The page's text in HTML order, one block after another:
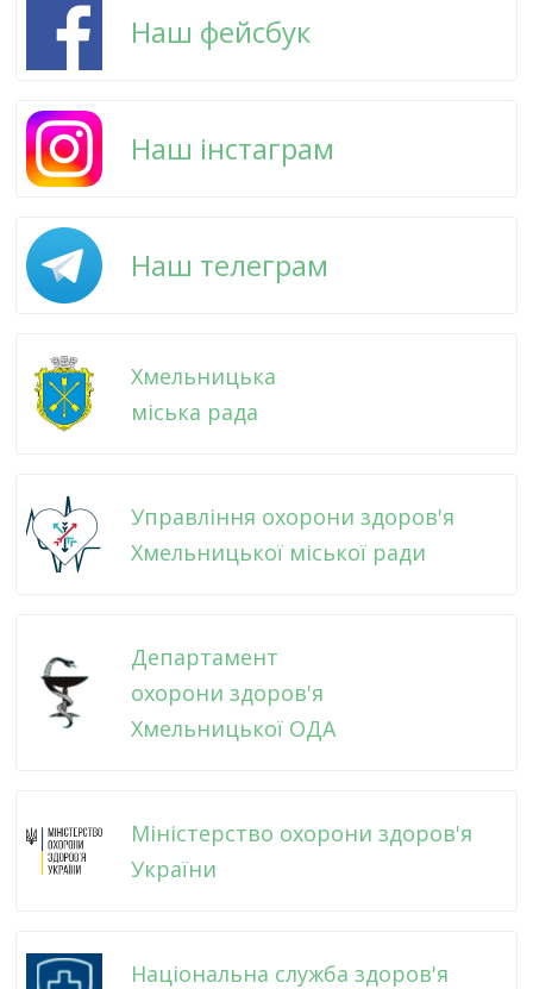
Наш фейсбук
Наш інстаграм
Наш телеграм
Хмельницька
міська рада
Управління охорони здоров'я
Хмельницької міської ради
Департамент
охорони здоров'я
Хмельницької ОДА
Міністерство охорони здоров'я
України
Національна служба здоров'я